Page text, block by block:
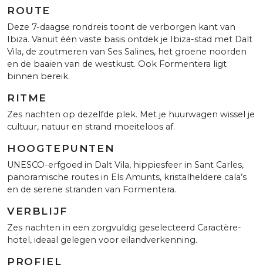
ROUTE
Deze 7-daagse rondreis toont de verborgen kant van
Ibiza. Vanuit één vaste basis ontdek je Ibiza-stad met Dalt
Vila, de zoutmeren van Ses Salines, het groene noorden
en de baaien van de westkust. Ook Formentera ligt
binnen bereik.
RITME
Zes nachten op dezelfde plek. Met je huurwagen wissel je
cultuur, natuur en strand moeiteloos af.
HOOGTEPUNTEN
UNESCO-erfgoed in Dalt Vila, hippiesfeer in Sant Carles,
panoramische routes in Els Amunts, kristalheldere cala’s
en de serene stranden van Formentera.
VERBLIJF
Zes nachten in een zorgvuldig geselecteerd Caractère-
hotel, ideaal gelegen voor eilandverkenning.
PROFIEL